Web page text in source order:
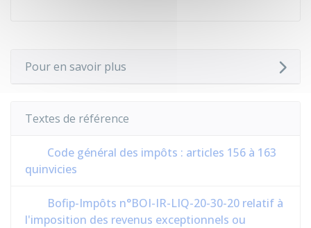
Pour en savoir plus
Textes de référence
Code général des impôts : articles 156 à 163
quinvicies
Bofip-Impôts n°BOI-IR-LIQ-20-30-20 relatif à
l'imposition des revenus exceptionnels ou